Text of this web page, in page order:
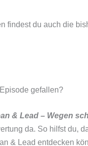
findest du auch die
Episode gefallen?
& Lead – Wegen
da. So hilfst du,
& Lead entdecken